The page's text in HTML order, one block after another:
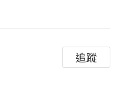
追蹤